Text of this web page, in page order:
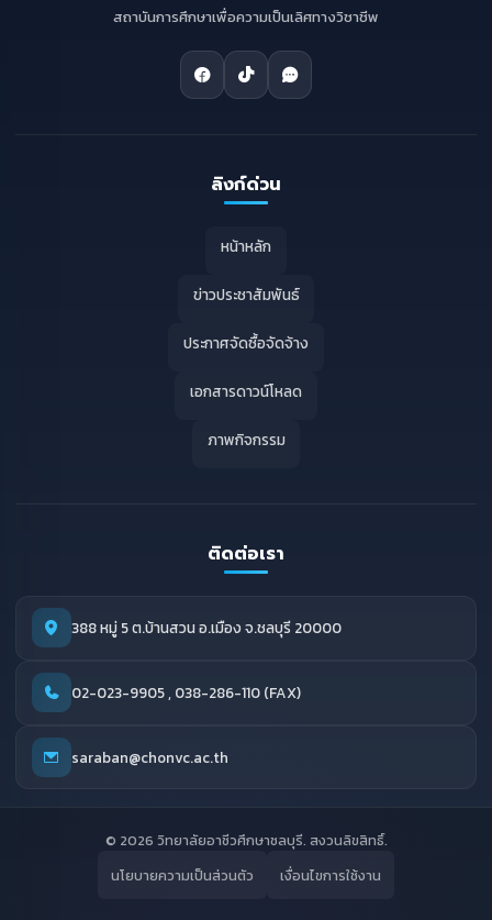
สถาบันการศึกษาเพื่อความเป็นเลิศทางวิชาชีพ
ลิงก์ด่วน
หน้าหลัก
ข่าวประชาสัมพันธ์
ประกาศจัดซื้อจัดจ้าง
เอกสารดาวน์โหลด
ภาพกิจกรรม
ติดต่อเรา
388 หมู่ 5 ต.บ้านสวน อ.เมือง จ.ชลบุรี 20000
02-023-9905 , 038-286-110 (FAX)
saraban@chonvc.ac.th
© 2026 วิทยาลัยอาชีวศึกษาชลบุรี. สงวนลิขสิทธิ์.
นโยบายความเป็นส่วนตัว
เงื่อนไขการใช้งาน